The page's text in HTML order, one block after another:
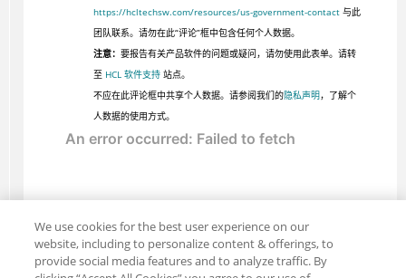
https://hcltechsw.com/resources/us-government-contact与此
团队联系。请勿在此“评论”框中包含任何个人数据。
注意： 要报告有关产品软件的问题或疑问，请勿使用此表单。请转
至 HCL 软件支持站点。
不应在此评论框中共享个人数据。请参阅我们的隐私声明，了解个
人数据的使用方式。
We use cookies for the best user experience on our
website, including to personalize content & offerings, to
provide social media features and to analyze traffic. By